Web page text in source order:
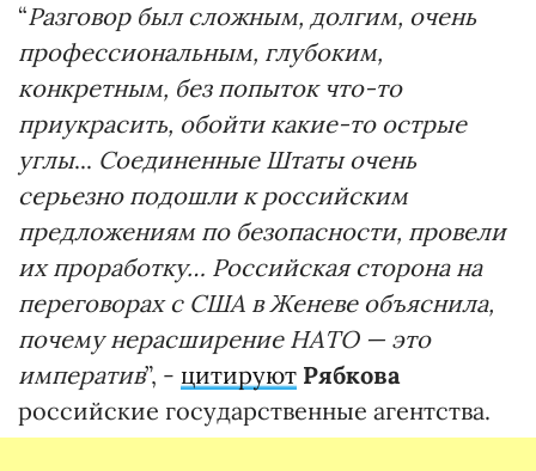
“Разговор был сложным, долгим, очень
профессиональным, глубоким,
конкретным, без попыток что-то
приукрасить, обойти какие-то острые
углы... Соединенные Штаты очень
серьезно подошли к российским
предложениям по безопасности, провели
их проработку… Российская сторона на
переговорах с США в Женеве объяснила,
почему нерасширение НАТО — это
императив”, - цитируют Рябкова
российские государственные агентства.